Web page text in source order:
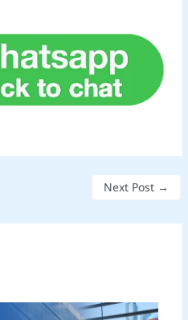
Next Post →